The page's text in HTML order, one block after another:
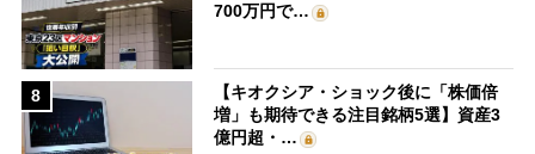
700万円で…
8
【キオクシア・ショック後に「株価倍
増」も期待できる注目銘柄5選】資産3
億円超・…